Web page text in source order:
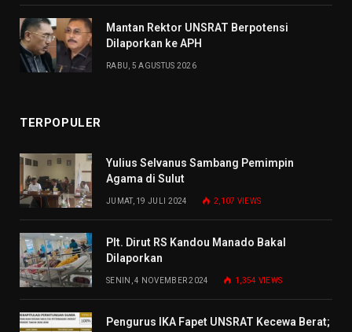
Mantan Rektor UNSRAT Berpotensi
Dilaporkan ke APH
RABU, 5 AGUSTUS 2026
TERPOPULER
Yulius Selvanus Sambang Pemimpin
Agama di Sulut
JUMAT, 19 JULI 2024 2,107 VIEWS
Plt. Dirut RS Kandou Manado Bakal
Dilaporkan
SENIN, 4 NOVEMBER 2024 1,354 VIEWS
Pengurus IKA Fapet UNSRAT Kecewa Berat;